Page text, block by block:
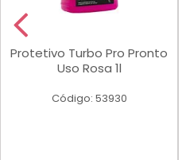
Protetivo Turbo Pro Pronto
Uso Rosa 1l
Código: 53930